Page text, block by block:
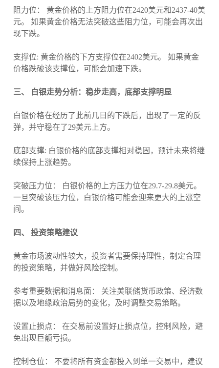
阻力位： 黄金价格的上方阻力位在2420美元和2437-40美
元。 如果黄金价格无法突破这些阻力位，可能会再次出
现下跌。
支撑位: 黄金价格的下方支撑位在2402美元。 如果黄金
价格跌破该支撑位，可能会加速下跌。
三、 白银走势分析：稳步走高，底部支撑明显
白银价格在经历了此前几日的下跌后，出现了一定的反
弹，并守稳在了29美元上方。
底部支撑: 白银价格的底部支撑相对稳固，预计未来将继
续保持上涨趋势。
突破压力位： 白银价格的上方压力位在29.7-29.8美元。
一旦突破该压力位，白银价格可能会迎来更大的上涨空
间。
四、 投资策略建议
黄金市场波动性较大，投资者需要保持理性，制定合理
的投资策略，并做好风险控制。
参考重要数据和消息面： 关注美联储货币政策、经济数
据以及地缘政治局势的变化，及时调整交易策略。
设置止损点： 在交易前设置好止损点位，控制风险，避
免出现巨额亏损。
控制仓位： 不要将所有资金都投入到单一交易中，建议